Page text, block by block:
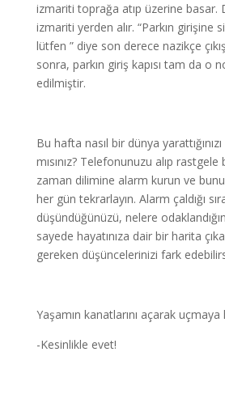
izmariti toprağa atıp üzerine basar.
izmariti yerden alır. “Parkın girişine
lütfen ” diye son derece nazikçe
sonra, parkın giriş kapısı tam da o
edilmiştir.
Bu hafta nasıl bir dünya
mısınız? Telefonunuzu alıp
zaman dilimine alarm kurun ve
her gün tekrarlayın. Alarm çaldığı
düşündüğünüzü, nelere
sayede hayatınıza dair bir harita
gereken düşüncelerinizi fark
Yaşamın kanatlarını açarak uçmaya
-Kesinlikle evet!